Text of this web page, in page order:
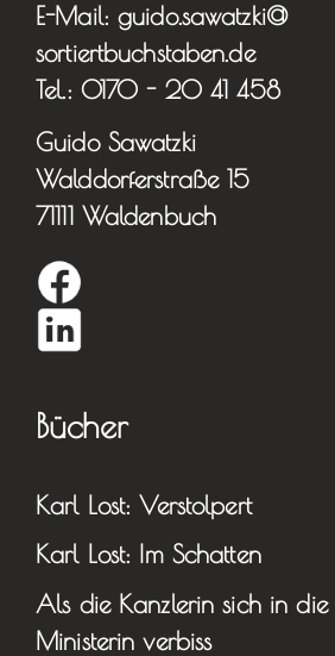
E-Mail: guido.sawatzki@
sortiertbuchstaben.de
Tel.: 0170 - 20 41 458
Guido Sawatzki
Walddorferstraße 15
71111 Waldenbuch
Bücher
Karl Lost: Verstolpert
Karl Lost: Im Schatten
Als die Kanzlerin sich in
Ministerin verbiss